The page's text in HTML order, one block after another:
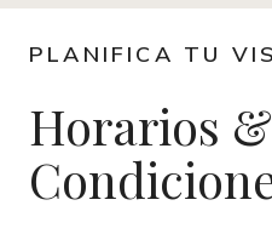
PLANIFICA TU
Horarios &